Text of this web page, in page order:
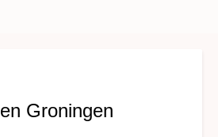
Groningen